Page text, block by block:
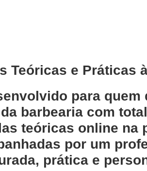
Teóricas e Práticas
para quem
barbearia com
teóricas online na
por um
prática e